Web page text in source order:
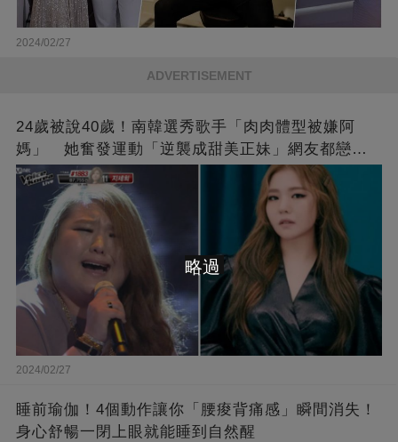
2024/02/27
ADVERTISEMENT
24歲被說40歲！南韓選秀歌手「肉肉體型被嫌阿
媽」 她奮發運動「逆襲成甜美正妹」網友都戀愛
了❤
2024/02/27
睡前瑜伽！4個動作讓你「腰痠背痛感」瞬間消失！
身心舒暢一閉上眼就能睡到自然醒
略過